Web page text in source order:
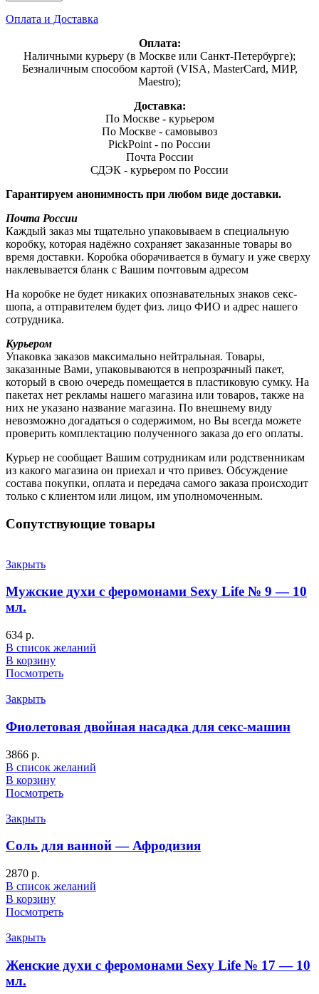
Оплата и Доставка
Оплата:
Наличными курьеру (в Москве или Санкт-Петербурге);
Безналичным способом картой (VISA, MasterCard, МИР,
Maestro);
Доставка:
По Москве - курьером
По Москве - самовывоз
PickPoint - по России
Почта России
СДЭК - курьером по России
Гарантируем анонимность при любом виде доставки.
Почта России
Каждый заказ мы тщательно упаковываем в специальную
коробку, которая надёжно сохраняет заказанные товары во
время доставки. Коробка оборачивается в бумагу и уже сверху
наклевывается бланк с Вашим почтовым адресом
На коробке не будет никаких опознавательных знаков секс-
шопа, а отправителем будет физ. лицо ФИО и адрес нашего
сотрудника.
Курьером
Упаковка заказов максимально нейтральная. Товары,
заказанные Вами, упаковываются в непрозрачный пакет,
который в свою очередь помещается в пластиковую сумку. На
пакетах нет рекламы нашего магазина или товаров, также на
них не указано название магазина. По внешнему виду
невозможно догадаться о содержимом, но Вы всегда можете
проверить комплектацию полученного заказа до его оплаты.
Курьер не сообщает Вашим сотрудникам или родственникам
из какого магазина он приехал и что привез. Обсуждение
состава покупки, оплата и передача самого заказа происходит
только с клиентом или лицом, им уполномоченным.
Сопутствующие товары
Закрыть
Мужские духи с феромонами Sexy Life № 9 — 10
мл.
634 р.
В список желаний
В корзину
Посмотреть
Закрыть
Фиолетовая двойная насадка для секс-машин
3866 р.
В список желаний
В корзину
Посмотреть
Закрыть
Соль для ванной — Афродизия
2870 р.
В список желаний
В корзину
Посмотреть
Закрыть
Женские духи с феромонами Sexy Life № 17 — 10
мл.